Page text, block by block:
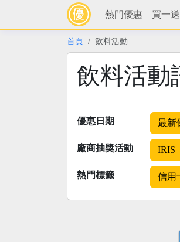
熱門優惠 買一
首頁 飲料活動
飲料活動
優惠日期 最新
廠商抽獎活動 IRIS
熱門標籤 信用